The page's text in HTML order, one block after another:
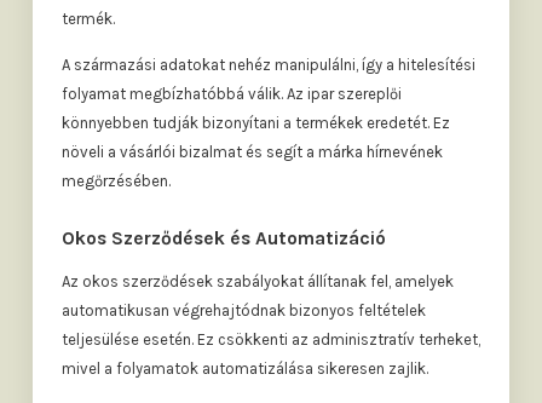
termék.
A származási adatokat nehéz manipulálni, így a hitelesítési
folyamat megbízhatóbbá válik. Az ipar szereplői
könnyebben tudják bizonyítani a termékek eredetét. Ez
növeli a vásárlói bizalmat és segít a márka hírnevének
megőrzésében.
Okos Szerződések és Automatizáció
Az okos szerződések szabályokat állítanak fel, amelyek
automatikusan végrehajtódnak bizonyos feltételek
teljesülése esetén. Ez csökkenti az adminisztratív terheket,
mivel a folyamatok automatizálása sikeresen zajlik.